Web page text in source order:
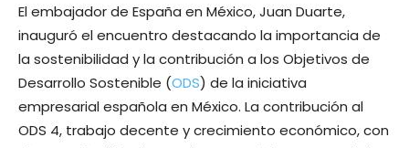
El embajador de España en México, Juan Duarte,
inauguró el encuentro destacando la importancia de
la sostenibilidad y la contribución a los Objetivos de
Desarrollo Sostenible (ODS) de la iniciativa
empresarial española en México. La contribución al
ODS 4, trabajo decente y crecimiento económico, con